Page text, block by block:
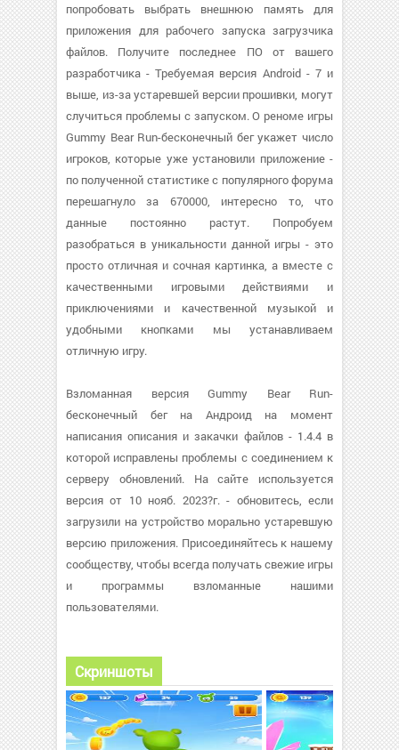
попробовать выбрать внешнюю память для
приложения для рабочего запуска загрузчика
файлов. Получите последнее ПО от вашего
разработчика - Требуемая версия Android - 7 и
выше, из-за устаревшей версии прошивки, могут
случиться проблемы с запуском. О реноме игры
Gummy Bear Run-бесконечный бег укажет число
игроков, которые уже установили приложение -
по полученной статистике с популярного форума
перешагнуло за 670000, интересно то, что
данные постоянно растут. Попробуем
разобраться в уникальности данной игры - это
просто отличная и сочная картинка, а вместе с
качественными игровыми действиями и
приключениями и качественной музыкой и
удобными кнопками мы устанавливаем
отличную игру.
Взломанная версия Gummy Bear Run-
бесконечный бег на Андроид на момент
написания описания и закачки файлов - 1.4.4 в
которой исправлены проблемы с соединением к
серверу обновлений. На сайте используется
версия от 10 нояб. 2023?г. - обновитесь, если
загрузили на устройство морально устаревшую
версию приложения. Присоединяйтесь к нашему
сообществу, чтобы всегда получать свежие игры
и программы взломанные нашими
пользователями.
Скриншоты